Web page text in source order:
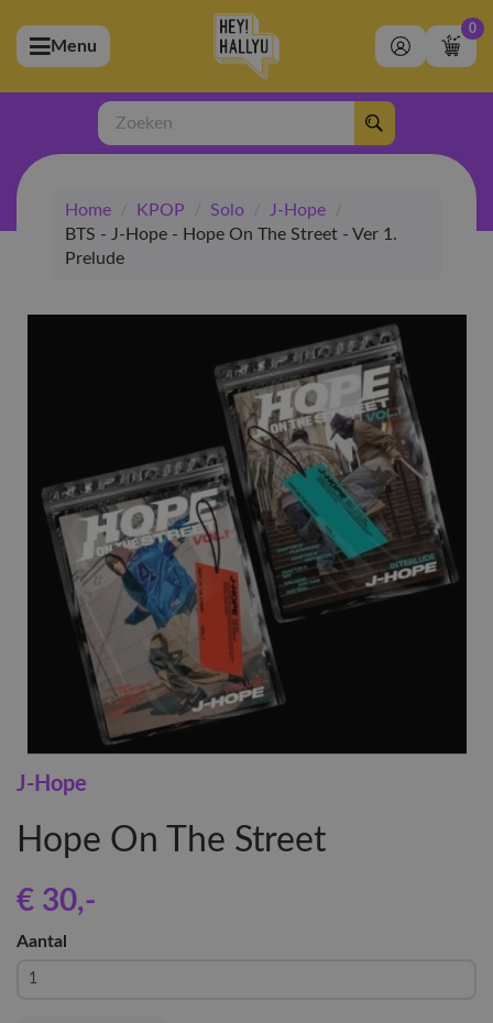
(Artiesten)
(Merchandise)
(Exclusive)
(Winkel)
Menu
0
Zoeken
Home / KPOP / Solo / J-Hope
/
BTS - J-Hope - Hope On The Street - Ver 1.
Prelude
J-Hope
Hope On The Street
€ 30,-
Aantal